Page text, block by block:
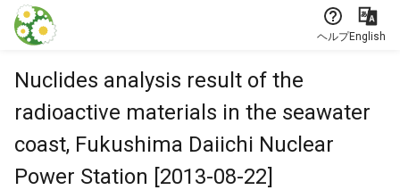
本文に飛ぶ
ヘルプEnglish
Nuclides analysis result of the
radioactive materials in the seawater
coast, Fukushima Daiichi Nuclear
Power Station [2013-08-22]